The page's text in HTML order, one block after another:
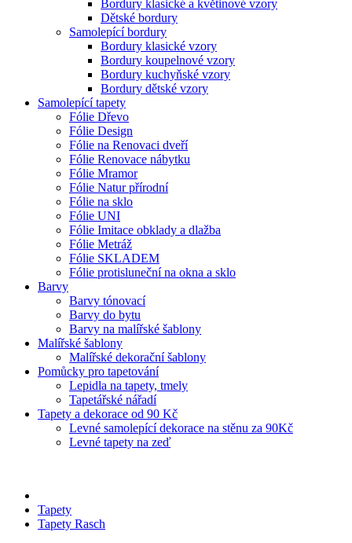
Bordury klasické a květinové vzory
Dětské bordury
Samolepící bordury
Bordury klasické vzory
Bordury koupelnové vzory
Bordury kuchyňské vzory
Bordury dětské vzory
Samolepící tapety
Fólie Dřevo
Fólie Design
Fólie na Renovaci dveří
Fólie Renovace nábytku
Fólie Mramor
Fólie Natur přírodní
Fólie na sklo
Fólie UNI
Fólie Imitace obklady a dlažba
Fólie Metráž
Fólie SKLADEM
Fólie protisluneční na okna a sklo
Barvy
Barvy tónovací
Barvy do bytu
Barvy na malířské šablony
Malířské šablony
Malířské dekorační šablony
Pomůcky pro tapetování
Lepidla na tapety, tmely
Tapetářské nářadí
Tapety a dekorace od 90 Kč
Levné samolepící dekorace na stěnu za 90Kč
Levné tapety na zeď
Tapety
Tapety Rasch